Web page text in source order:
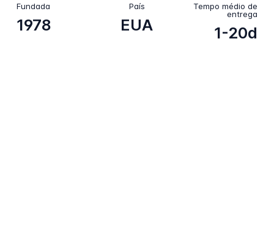
Fundada
1978
País
EUA
Tempo médio de
entrega
1-20d